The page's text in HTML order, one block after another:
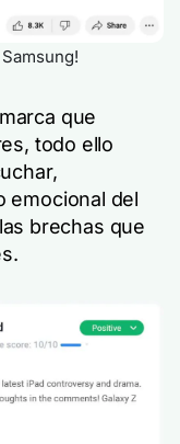
que
todo ello
emocional del
brechas que